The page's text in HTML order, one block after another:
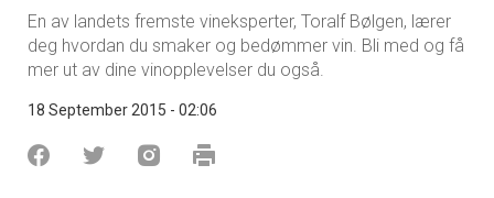
En av landets fremste vineksperter, Toralf Bølgen, lærer
deg hvordan du smaker og bedømmer vin. Bli med og få
mer ut av dine vinopplevelser du også.
18 September 2015 - 02:06